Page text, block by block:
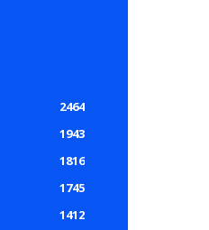
2464
1943
1816
1745
1412